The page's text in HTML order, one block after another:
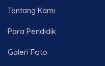
Tentang Kami
Para Pendidik
Galeri Foto